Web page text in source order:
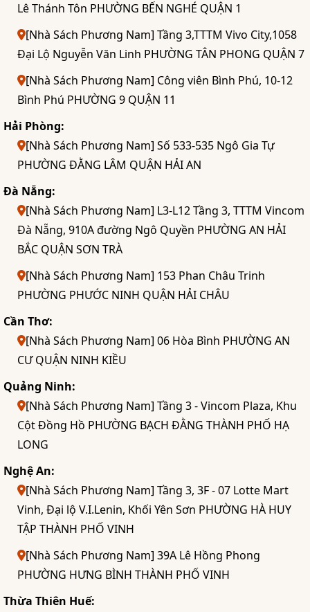
Lê Thánh Tôn PHƯỜNG BẾN NGHÉ QUẬN 1
[Nhà Sách Phương Nam] Tầng 3,TTTM Vivo City,1058
Đại Lộ Nguyễn Văn Linh PHƯỜNG TÂN PHONG QUẬN 7
[Nhà Sách Phương Nam] Công viên Bình Phú, 10-12
Bình Phú PHƯỜNG 9 QUẬN 11
Hải Phòng:
[Nhà Sách Phương Nam] Số 533-535 Ngô Gia Tự
PHƯỜNG ĐẰNG LÂM QUẬN HẢI AN
Đà Nẵng:
[Nhà Sách Phương Nam] L3-L12 Tầng 3, TTTM Vincom
Đà Nẵng, 910A đường Ngô Quyền PHƯỜNG AN HẢI
BẮC QUẬN SƠN TRÀ
[Nhà Sách Phương Nam] 153 Phan Châu Trinh
PHƯỜNG PHƯỚC NINH QUẬN HẢI CHÂU
Cần Thơ:
[Nhà Sách Phương Nam] 06 Hòa Bình PHƯỜNG AN
CƯ QUẬN NINH KIỀU
Quảng Ninh:
[Nhà Sách Phương Nam] Tầng 3 - Vincom Plaza, Khu
Cột Đồng Hồ PHƯỜNG BẠCH ĐẰNG THÀNH PHỐ HẠ
LONG
Nghệ An:
[Nhà Sách Phương Nam] Tầng 3, 3F - 07 Lotte Mart
Vinh, Đại lộ V.I.Lenin, Khối Yên Sơn PHƯỜNG HÀ HUY
TẬP THÀNH PHỐ VINH
[Nhà Sách Phương Nam] 39A Lê Hồng Phong
PHƯỜNG HƯNG BÌNH THÀNH PHỐ VINH
Thừa Thiên Huế: